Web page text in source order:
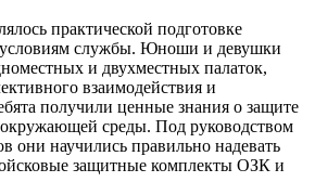
практической подготовке
службы. Юноши и девушки
и двухместных палаток,
взаимодействия и
получили ценные знания о защите
среды. Под руководством
они научились правильно надевать
защитные комплекты ОЗК и